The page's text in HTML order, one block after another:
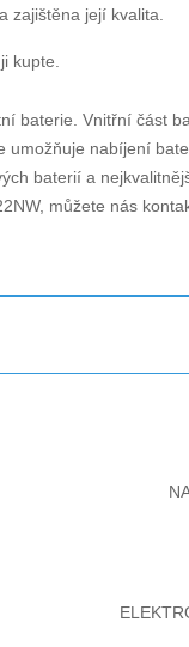
zajištěna její kvalita.
kupte.
baterie. Vnitřní část
nabíjení
baterií a
, můžete nás